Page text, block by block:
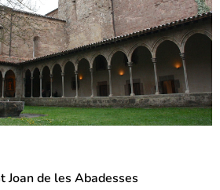
Joan de les Abadesses